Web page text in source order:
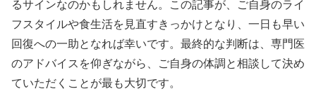
るサインなのかもしれません。この記事が、ご自身のライ
フスタイルや食生活を見直すきっかけとなり、一日も早い
回復への一助となれば幸いです。最終的な判断は、専門医
のアドバイスを仰ぎながら、ご自身の体調と相談して決め
ていただくことが最も大切です。